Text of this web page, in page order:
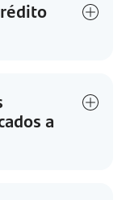
a